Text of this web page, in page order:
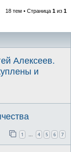
поиск
18 тем • Страница 1 из 1
Алексеев.
и
1 4 5 6 7